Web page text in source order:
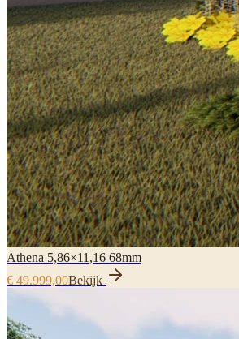
Athena 5,86×11,16 68mm
€ 49.999,00Bekijk